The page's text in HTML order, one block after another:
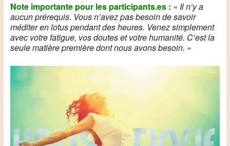
Note importante pour les participants.es : « Il n’y a
aucun prérequis. Vous n’avez pas besoin de savoir
méditer en lotus pendant des heures. Venez simplement
avec votre fatigue, vos doutes et votre humanité. C’est la
seule matière première dont nous avons besoin. »